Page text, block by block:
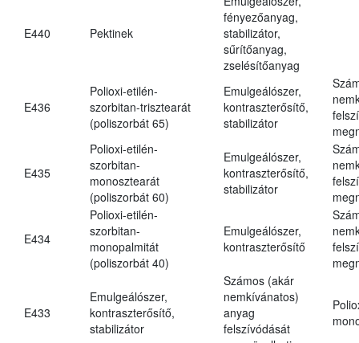
E440 Pektinek
fényezőanyag,
stabilizátor,
sűrítőanyag,
zselésítőanyag
E436
Polioxi-etilén-
szorbitan-trisztearát
(poliszorbát 65)
Emulgeálószer,
kontraszterősítő,
stabilizátor
E435
Polioxi-etilén-
szorbitan-
monosztearát
(poliszorbát 60)
Emulgeálószer,
kontraszterősítő,
stabilizátor
E434
Polioxi-etilén-
szorbitan-
monopalmitát
(poliszorbát 40)
Emulgeálószer,
kontraszterősítő
E433
Emulgeálószer,
kontraszterősítő,
stabilizátor
Számos (akár
nemkívánatos)
anyag
felszívódását